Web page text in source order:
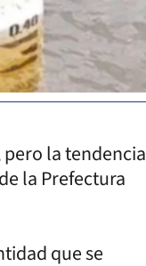
la tendencia
la Prefectura
que se